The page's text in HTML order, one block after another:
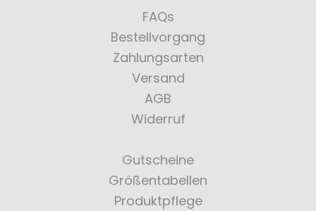
FAQs
Bestellvorgang
Zahlungsarten
Versand
AGB
Widerruf
Gutscheine
Größentabellen
Produktpflege